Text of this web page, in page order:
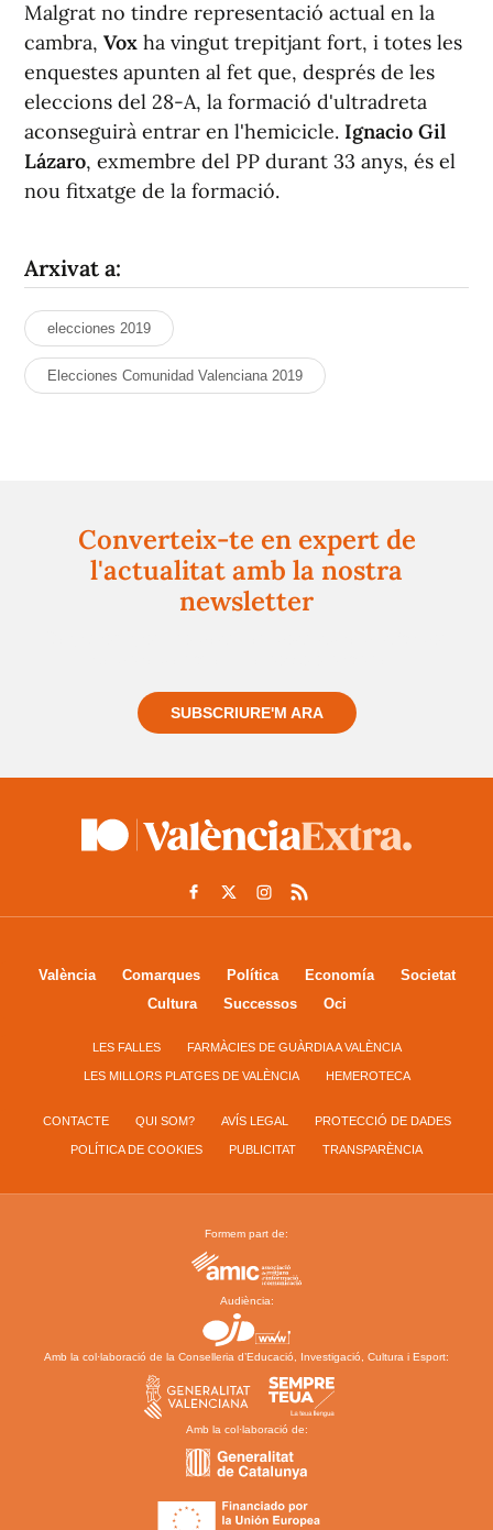
Malgrat no tindre representació actual en la
cambra, Vox ha vingut trepitjant fort, i totes les
enquestes apunten al fet que, després de les
eleccions del 28-A, la formació d'ultradreta
aconseguirà entrar en l'hemicicle. Ignacio Gil
Lázaro, exmembre del PP durant 33 anys, és el
nou fitxatge de la formació.
Arxivat a:
elecciones 2019
Elecciones Comunidad Valenciana 2019
Converteix-te en expert de
l'actualitat amb la nostra
newsletter
SUBSCRIURE'M ARA
València Comarques Política Economía
Societat
Cultura
Successos Oci
LES FALLES FARMÀCIES DE GUÀRDIA A VALÈNCIA
LES MILLORS PLATGES DE VALÈNCIA HEMEROTECA
CONTACTE QUI SOM? AVÍS LEGAL PROTECCIÓ DE DADES
POLÍTICA DE COOKIES PUBLICITAT TRANSPARÈNCIA
Formem part de:
Audiència:
Amb la col·laboració de la Conselleria d’Educació, Investigació, Cultura i Esport:
Amb la col·laboració de: